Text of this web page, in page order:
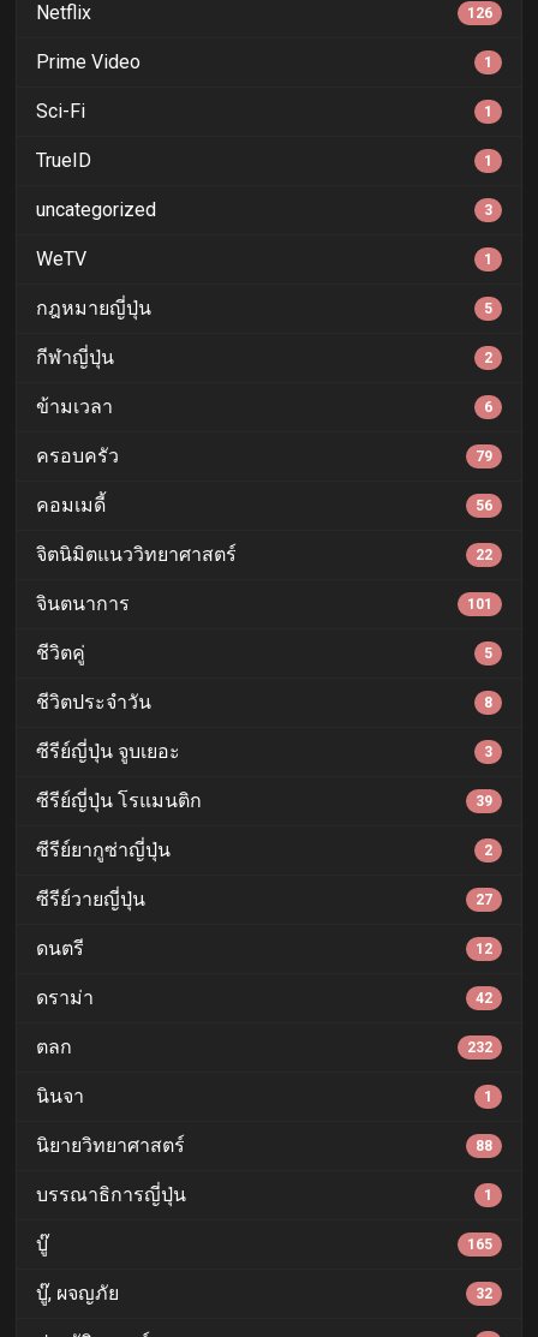
Netflix 126
Prime Video 1
Sci-Fi 1
TrueID 1
uncategorized 3
WeTV 1
กฎหมายญี่ปุ่น 5
กีฬาญี่ปุ่น 2
ข้ามเวลา 6
ครอบครัว 79
คอมเมดี้ 56
จิตนิมิตแนววิทยาศาสตร์ 22
จินตนาการ 101
ชีวิตคู่ 5
ชีวิตประจำวัน 8
ซีรีย์ญี่ปุ่น จูบเยอะ 3
ซีรีย์ญี่ปุ่น โรแมนติก 39
ซีรีย์ยากูซ่าญี่ปุ่น 2
ซีรีย์วายญี่ปุ่น 27
ดนตรี 12
ดราม่า 42
ตลก 232
นินจา 1
นิยายวิทยาศาสตร์ 88
บรรณาธิการญี่ปุ่น 1
บู๊ 165
บู๊, ผจญภัย 32